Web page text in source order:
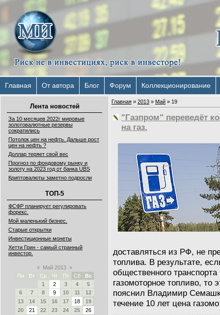
Главная От автора Блог Форум Коллекционирование
Лента новостей
За 10 месяцев 2022г мировые
золотовалютные резервы
сократились
Потолок цен на нефть. Дальше рост
цен на нефть ?
Доллар теряет свой вес
Прогноз по фондовому рынку и
золоту на 2023 год от банка UBS
Криптовалюты заметно подросли
ТОП-5
ФСФР планирует регулировать
форекс.
Мой маленький бизнес.
Старые открытки
Инвестиционные монеты
Хетти Грин - самый странный
инвестор.
« Май 2013 »
Пн
Вт Ср Чт Пт Сб
Вс
1
2 3 4
5
6
7 8 9 10 11
12
13
14 15 16 17 18
19
20
21 22 23 24 25
26
Главная » 2013 » Май » 19
"Газпром" переведёт
на газ.
доставляться из РФ, не
топлива. В результате,
общественного
газомоторное топливо, то
пояснил Владимир
течение 10 лет цена